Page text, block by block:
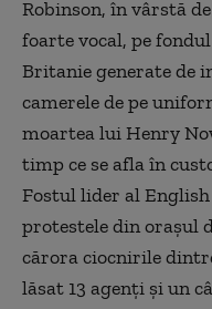
Robinson, în vârstă
foarte vocal, pe
Britanie generate de
camerele de pe
moartea lui Henry
timp ce se afla în
Fostul lider al English
protestele din oraşul
cărora ciocnirile
lăsat 13 agenţi şi un